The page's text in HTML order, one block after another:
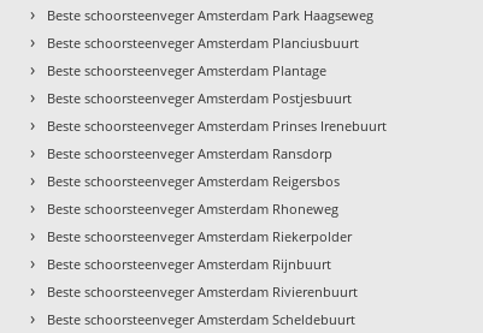
› Beste schoorsteenveger Amsterdam Park Haagseweg
› Beste schoorsteenveger Amsterdam Planciusbuurt
› Beste schoorsteenveger Amsterdam Plantage
› Beste schoorsteenveger Amsterdam Postjesbuurt
› Beste schoorsteenveger Amsterdam Prinses Irenebuurt
› Beste schoorsteenveger Amsterdam Ransdorp
› Beste schoorsteenveger Amsterdam Reigersbos
› Beste schoorsteenveger Amsterdam Rhoneweg
› Beste schoorsteenveger Amsterdam Riekerpolder
› Beste schoorsteenveger Amsterdam Rijnbuurt
› Beste schoorsteenveger Amsterdam Rivierenbuurt
› Beste schoorsteenveger Amsterdam Scheldebuurt